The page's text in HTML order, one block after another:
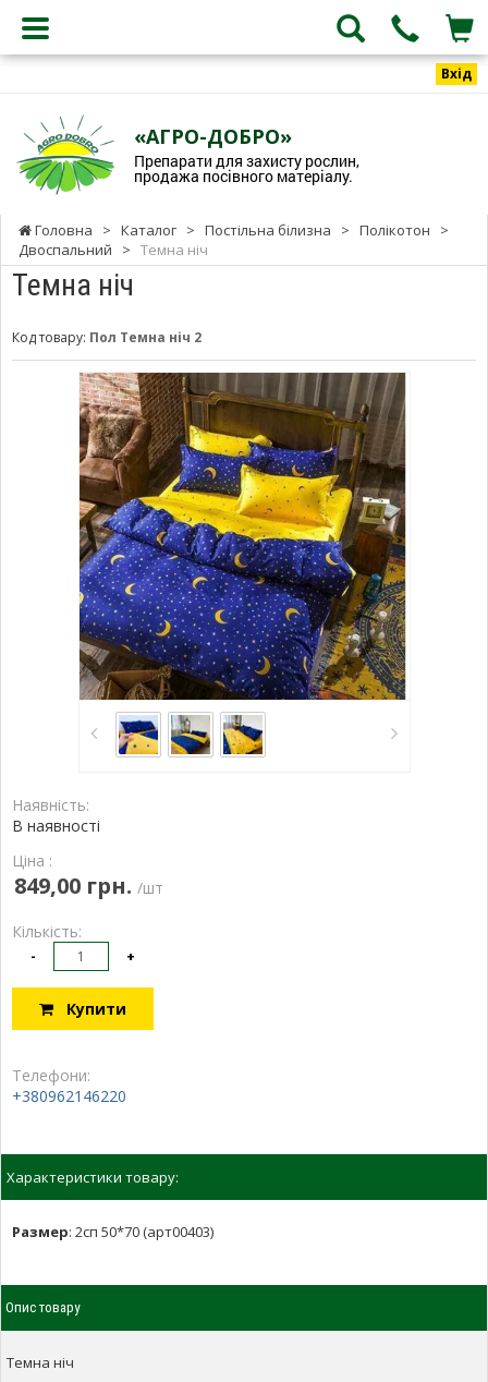
Вхід
«АГРО-ДОБРО»
Препарати для захисту рослин,
продажа посівного матеріалу.
Головна > Каталог > Постільна білизна > Полікотон
>
Двоспальний
> Темна ніч
Темна ніч
Код товару: Пол Темна ніч 2
Наявність:
В наявності
Ціна :
849,00 грн. /шт
Кількість:
- +
Купити
Телефони:
+380962146220
Характеристики товару:
Размер: 2сп 50*70 (арт00403)
Опис товару
Темна ніч